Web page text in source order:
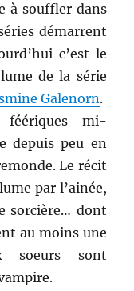
à souffler dans
démarrent
c’est le
de la série
Galenorn.
féériques mi-
depuis peu en
Le récit
par l’ainée,
sorcière… dont
au moins une
soeurs sont